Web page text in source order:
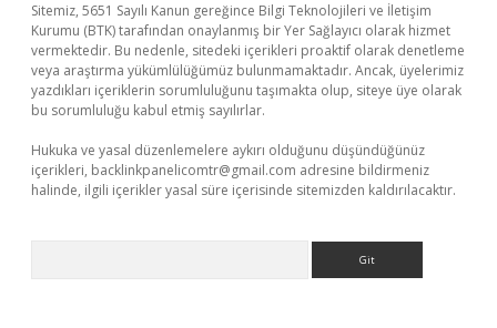
Sitemiz, 5651 Sayılı Kanun gereğince Bilgi Teknolojileri ve İletişim
Kurumu (BTK) tarafından onaylanmış bir Yer Sağlayıcı olarak hizmet
vermektedir. Bu nedenle, sitedeki içerikleri proaktif olarak denetleme
veya araştırma yükümlülüğümüz bulunmamaktadır. Ancak, üyelerimiz
yazdıkları içeriklerin sorumluluğunu taşımakta olup, siteye üye olarak
bu sorumluluğu kabul etmiş sayılırlar.
Hukuka ve yasal düzenlemelere aykırı olduğunu düşündüğünüz
içerikleri, backlinkpanelicomtr@gmail.com adresine bildirmeniz
halinde, ilgili içerikler yasal süre içerisinde sitemizden kaldırılacaktır.